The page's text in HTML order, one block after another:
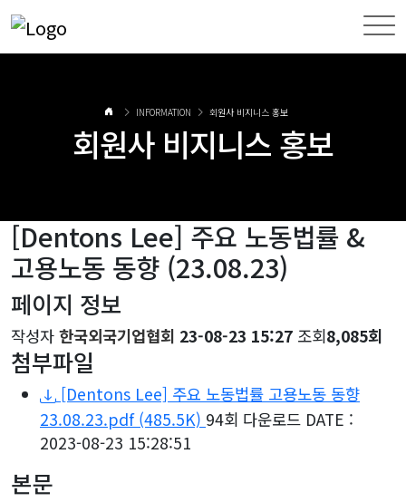
INFORMATION 회원사 비지니스 홍보
회원사 비지니스 홍보
[Dentons Lee] 주요 노동법률 &
고용노동 동향 (23.08.23)
페이지 정보
작성자 한국외국기업협회 23-08-23 15:27 조회8,085회
첨부파일
[Dentons Lee] 주요 노동법률 고용노동 동향
23.08.23.pdf (485.5K) 94회 다운로드 DATE :
2023-08-23 15:28:51
본문